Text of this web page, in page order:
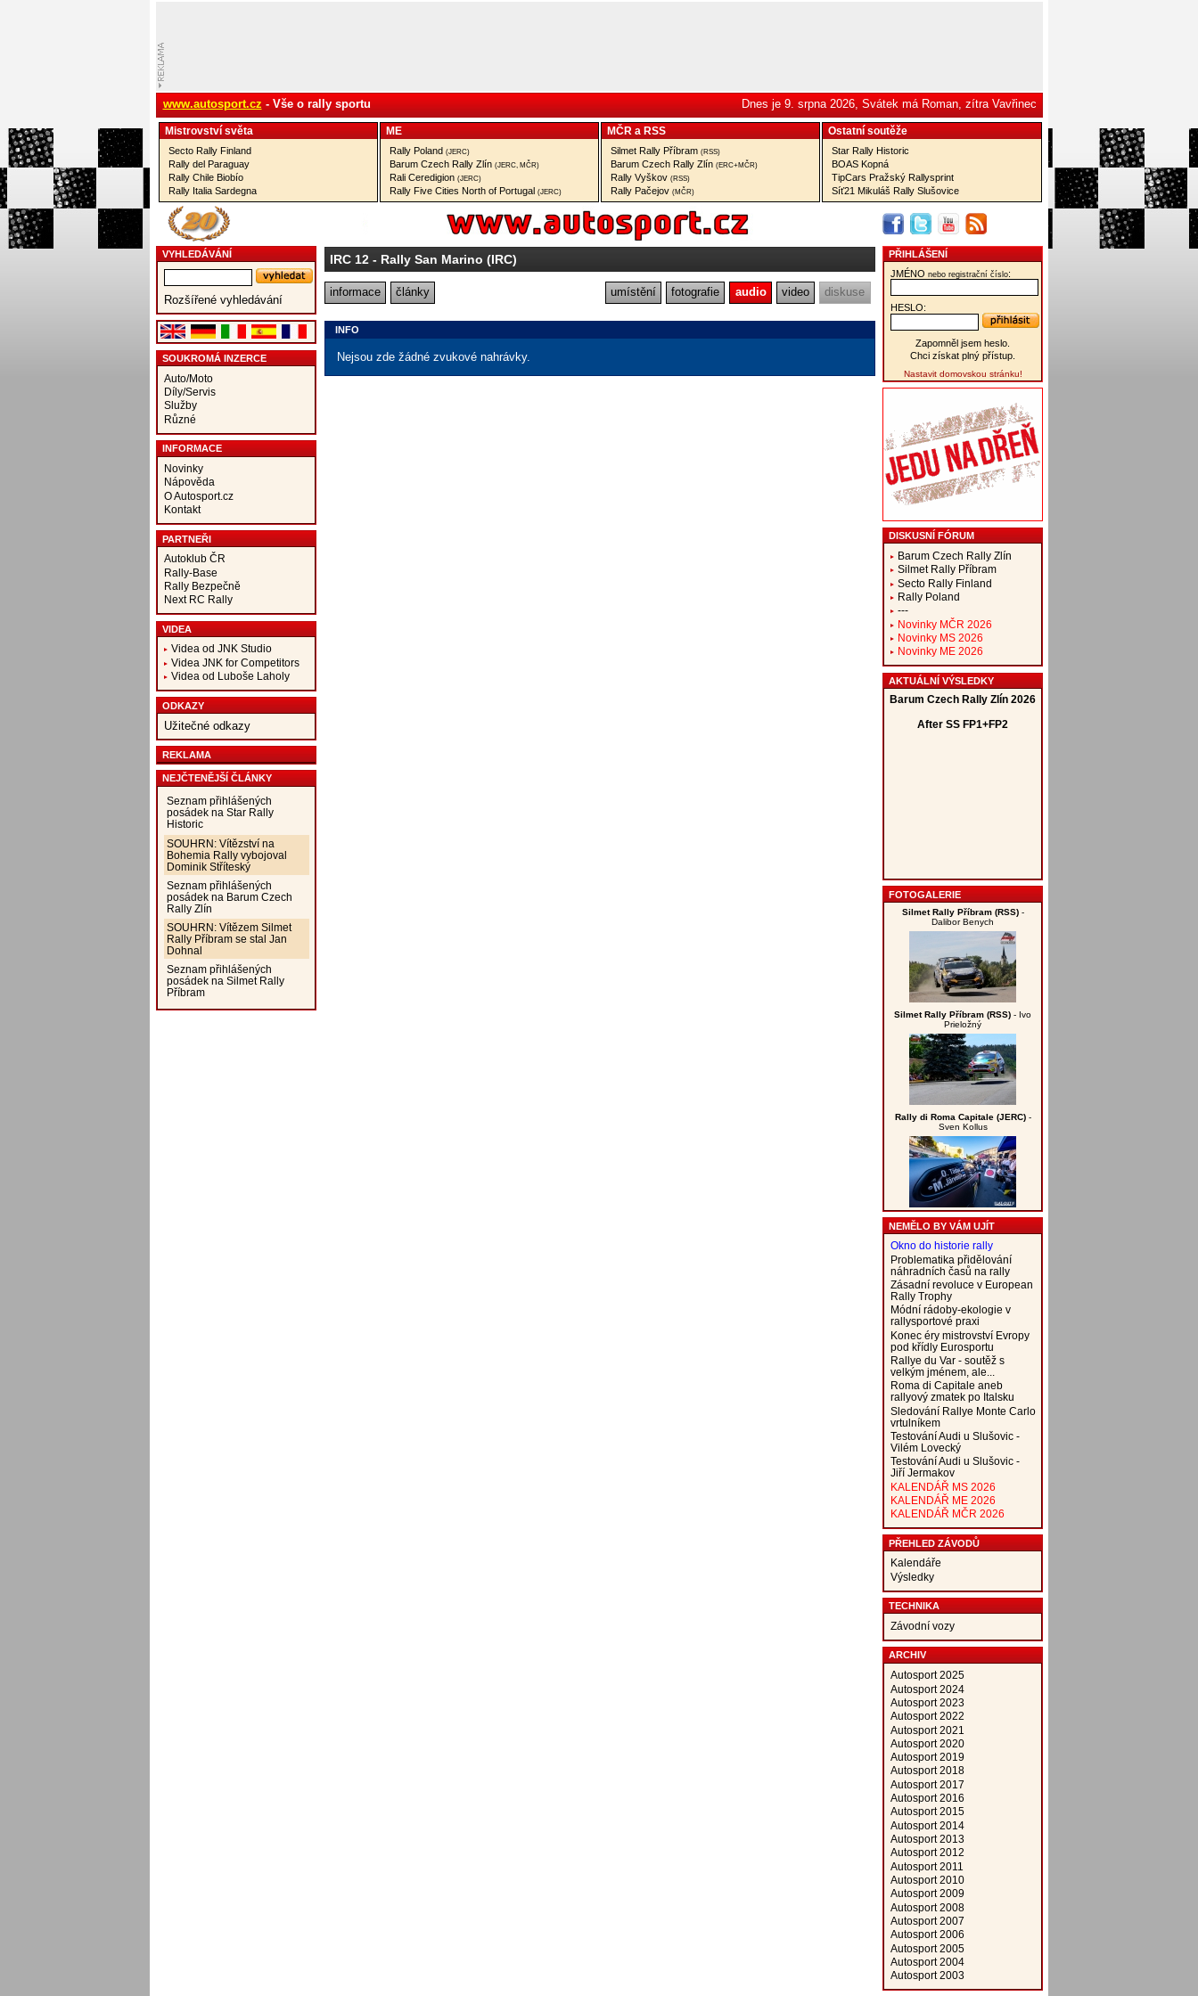
www.autosport.cz - Vše o rally sportu Dnes je 9. srpna 2026, Svátek má Roman, zítra Vavřinec
Mistrovství­ světa
Secto Rally Finland
Rally del Paraguay
Rally Chile Biobío
Rally Italia Sardegna
ME
Rally Poland (JERC)
Barum Czech Rally Zlín (JERC, MČR)
Rali Ceredigion (JERC)
Rally Five Cities North of Portugal (JERC)
MČR a RSS
Silmet Rally Příbram (RSS)
Barum Czech Rally Zlín (ERC+MČR)
Rally Vyškov (RSS)
Rally Pačejov (MČR)
Ostatní­ soutěže
Star Rally Historic
BOAS Kopná
TipCars Pražský Rallysprint
Síť21 Mikuláš Rally Slušovice
VYHLEDÁVÁNÍ
Rozšířené vyhledávání
SOUKROMÁ INZERCE
Auto/Moto
Díly/Servis
Služby
Různé
INFORMACE
Novinky
Nápověda
O Autosport.cz
Kontakt
PARTNEŘI
Autoklub ČR
Rally-Base
Rally Bezpečně
Next RC Rally
VIDEA
Videa od JNK Studio
Videa JNK for Competitors
Videa od Luboše Laholy
ODKAZY
Užitečné odkazy
REKLAMA
NEJČTENĚJŠÍ ČLÁNKY
Seznam přihlášených
posádek na Star Rally
Historic
SOUHRN: Vítězství na
Bohemia Rally vybojoval
Dominik Stříteský
Seznam přihlášených
posádek na Barum Czech
Rally Zlín
SOUHRN: Vítězem Silmet
Rally Příbram se stal Jan
Dohnal
Seznam přihlášených
posádek na Silmet Rally
Příbram
IRC 12- Rally San Marino (IRC)
informace články umístění fotografie audio video diskuse
INFO
Nejsou zde žádné zvukové nahrávky.
PŘIHLÁŠENÍ
JMÉNO nebo registrační číslo:
HESLO:
Zapomněl jsem heslo.
Chci získat plný přístup.
Nastavit domovskou stránku!
DISKUSNÍ FÓRUM
Barum Czech Rally Zlín
Silmet Rally Příbram
Secto Rally Finland
Rally Poland
---
Novinky MČR 2026
Novinky MS 2026
Novinky ME 2026
AKTUÁLNÍ VÝSLEDKY
FOTOGALERIE
Silmet Rally Příbram (RSS)-
Dalibor Benych
Silmet Rally Příbram (RSS) - Ivo
Prieložný
Rally di Roma Capitale (JERC)-
Sven Kollus
NEMĚLO BY VÁM UJÍT
Okno do historie rally
Problematika přidělování
náhradních časů na rally
Zásadní revoluce v European
Rally Trophy
Módní rádoby-ekologie v
rallysportové praxi
Konec éry mistrovství Evropy
pod křídly Eurosportu
Rallye du Var - soutěž s
velkým jménem, ale...
Roma di Capitale aneb
rallyový zmatek po Italsku
Sledování Rallye Monte Carlo
vrtulníkem
Testování Audi u Slušovic -
Vilém Lovecký
Testování Audi u Slušovic -
Jiří Jermakov
KALENDÁŘ MS 2026
KALENDÁŘ ME 2026
KALENDÁŘ MČR 2026
PŘEHLED ZÁVODŮ
Kalendáře
Výsledky
TECHNIKA
Závodní vozy
ARCHIV
Autosport 2025
Autosport 2024
Autosport 2023
Autosport 2022
Autosport 2021
Autosport 2020
Autosport 2019
Autosport 2018
Autosport 2017
Autosport 2016
Autosport 2015
Autosport 2014
Autosport 2013
Autosport 2012
Autosport 2011
Autosport 2010
Autosport 2009
Autosport 2008
Autosport 2007
Autosport 2006
Autosport 2005
Autosport 2004
Autosport 2003